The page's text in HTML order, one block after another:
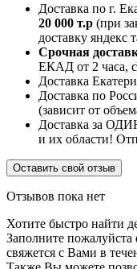
Доставка по г.
20 000 т.р (при
доставку яндекс
Срочная
ЕКАД от 2 часа,
Доставка
Доставка по
(зависит от
Доставка за
и их области!
Оставить свой отзыв
Отзывов пока нет
Хотите быстро найти
Заполните
свяжется с Вами в